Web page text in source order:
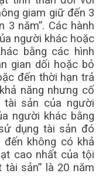
giam giữ đến 3
năm”. Các hành
người khác hoặc
bằng các hình
gian dối hoặc bỏ
đến thời hạn trả
năng nhưng cố
tài sản của người
người khác bằng
dụng tài sản đó
không có khả
cao nhất của tội
sản” là 20 năm